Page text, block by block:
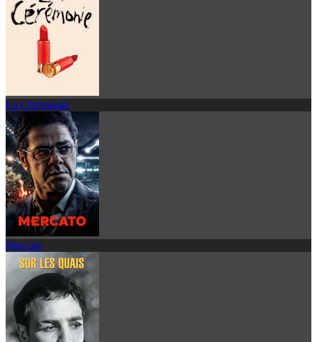
La Cérémonie
Mercato